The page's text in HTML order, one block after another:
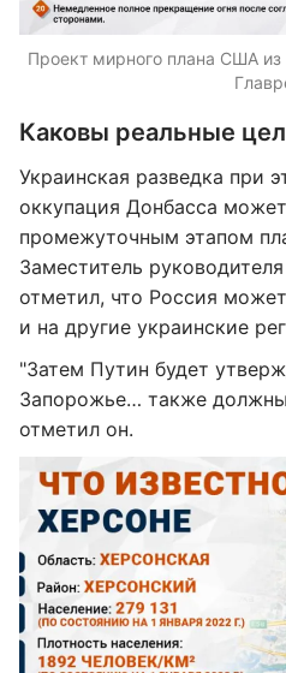
Проект мирного плана США
Каковы реальные
Украинская разведка при
оккупация Донбасса
промежуточным этапом
Заместитель
отметил, что Россия
и на другие украинские
"Затем Путин будет
Запорожье… также
отметил он.